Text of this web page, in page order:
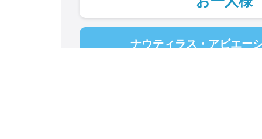
ナウティラス・アビエー